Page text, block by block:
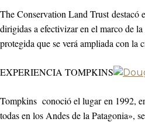
The Conservation Land Trust destacó
dirigidas a efectivizar en el marco de
protegida que se verá ampliada con la
EXPERIENCIA TOMPKINS
Tompkins conoció el lugar en 1992,
todas en los Andes de la Patagonia»,